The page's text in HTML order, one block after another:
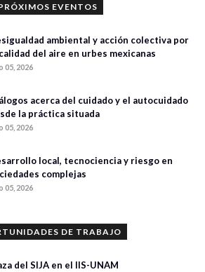
EVENTOS
ambiental y acción colectiva por
del aire en urbes mexicanas
05, 2026
acerca del cuidado y el autocuidado
la práctica situada
05, 2026
local, tecnociencia y riesgo en
complejas
05, 2026
DE TRABAJO
del SIJA en el IIS-UNAM